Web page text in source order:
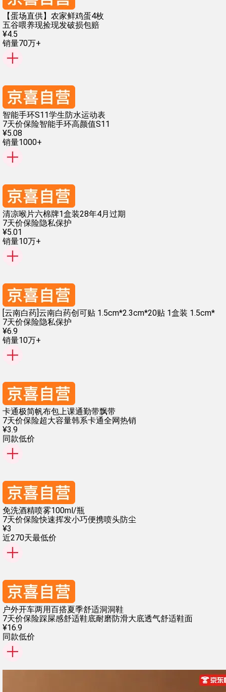
【蛋场直供】农家鲜鸡蛋4枚
五谷喂养现捡现发破损包赔
¥4.5
销量70万+
智能手环S11学生防水运动表
7天价保险智能手环高颜值S11
¥5.08
销量1000+
清凉喉片六棉牌1盒装28年4月过期
7天价保险隐私保护
¥5.01
销量10万+
[云南白药]云南白药创可贴 1.5cm*2.3cm*20贴 1盒装 1.5cm*
7天价保险隐私保护
¥6.9
销量10万+
卡通极简帆布包上课通勤带飘带
7天价保险超大容量韩系卡通全网热销
¥3.9
同款低价
免洗酒精喷雾100ml/瓶
7天价保险快速挥发小巧便携喷头防尘
¥3
近270天最低价
户外开车两用百搭夏季舒适洞洞鞋
7天价保险踩屎感舒适鞋底耐磨防滑大底透气舒适鞋面
¥16.9
同款低价